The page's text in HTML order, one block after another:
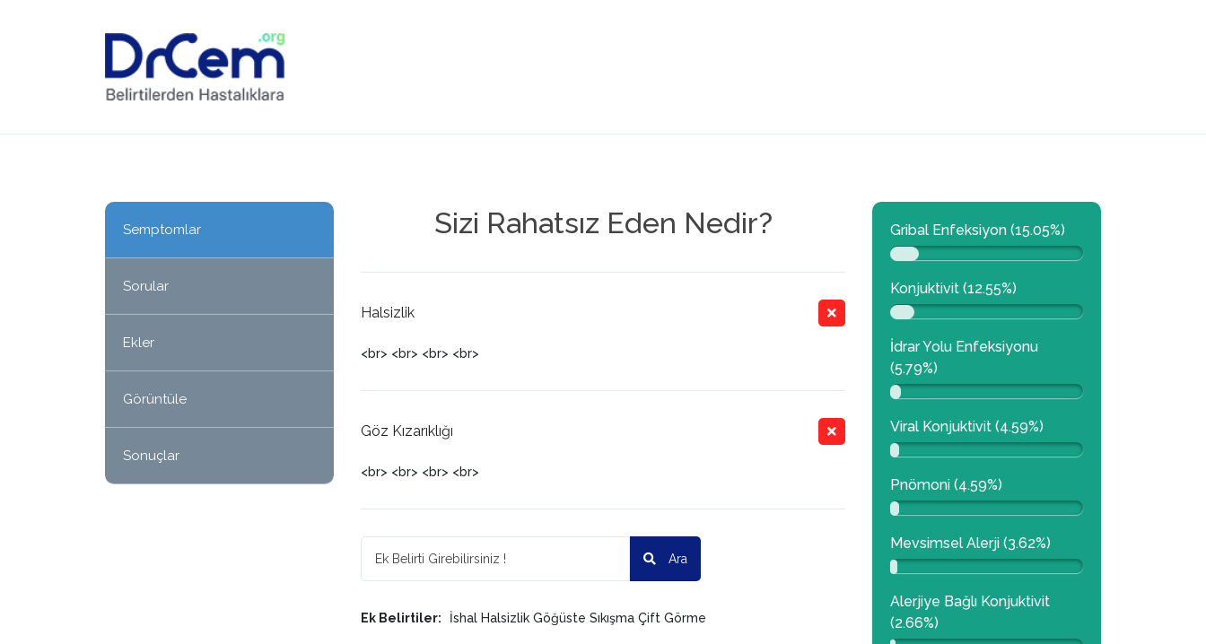
Semptomlar
Sorular
Ekler
Görüntüle
Sonuçlar
Sizi Rahatsız Eden Nedir?
Halsizlik
<br> <br> <br> <br>
Göz Kızarıklığı
<br> <br> <br> <br>
Ara
Ek Belirtiler: İshal Halsizlik Göğüste Sıkışma Çift Görme
Gribal Enfeksiyon (15.05%)
Konjuktivit (12.55%)
İdrar Yolu Enfeksiyonu
(5.79%)
Viral Konjuktivit (4.59%)
Pnömoni (4.59%)
Mevsimsel Alerji (3.62%)
Alerjiye Bağlı Konjuktivit
(2.66%)